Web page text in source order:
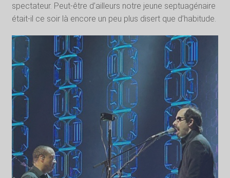
spectateur. Peut-être d’ailleurs notre jeune septuagénaire
était-il ce soir là encore un peu plus disert que d’habitude.